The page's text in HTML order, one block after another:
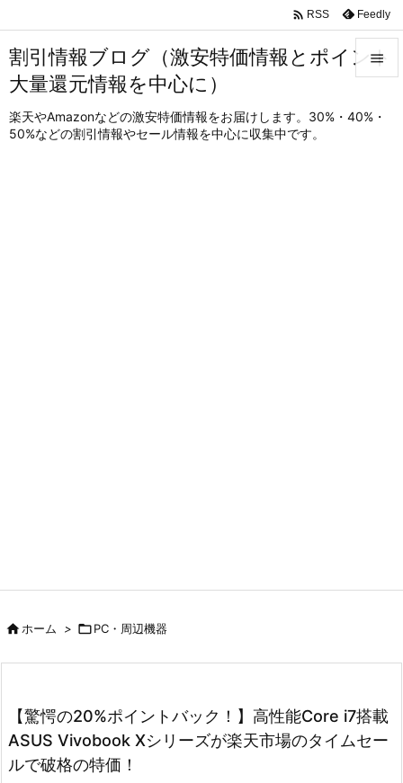
割引情報ブログ（激安特価情報とポイント
大量還元情報を中心に）
楽天やAmazonなどの激安特価情報をお届けします。30%・40%・
50%などの割引情報やセール情報を中心に収集中です。

メニュ
 RSS Feedly
ホーム > PC・周辺機器
【驚愕の20%ポイントバック！】高性能Core i7搭載
ASUS Vivobook Xシリーズが楽天市場のタイムセー
ルで破格の特価！